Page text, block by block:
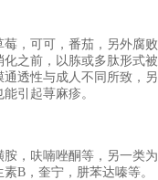
，可可，番茄，另外腐败
之前，以胨或多肽形式被
透性与成人不同所致，另
引起荨麻疹。
，呋喃唑酮等，另一类为
B，奎宁，肼苯达嗪等。